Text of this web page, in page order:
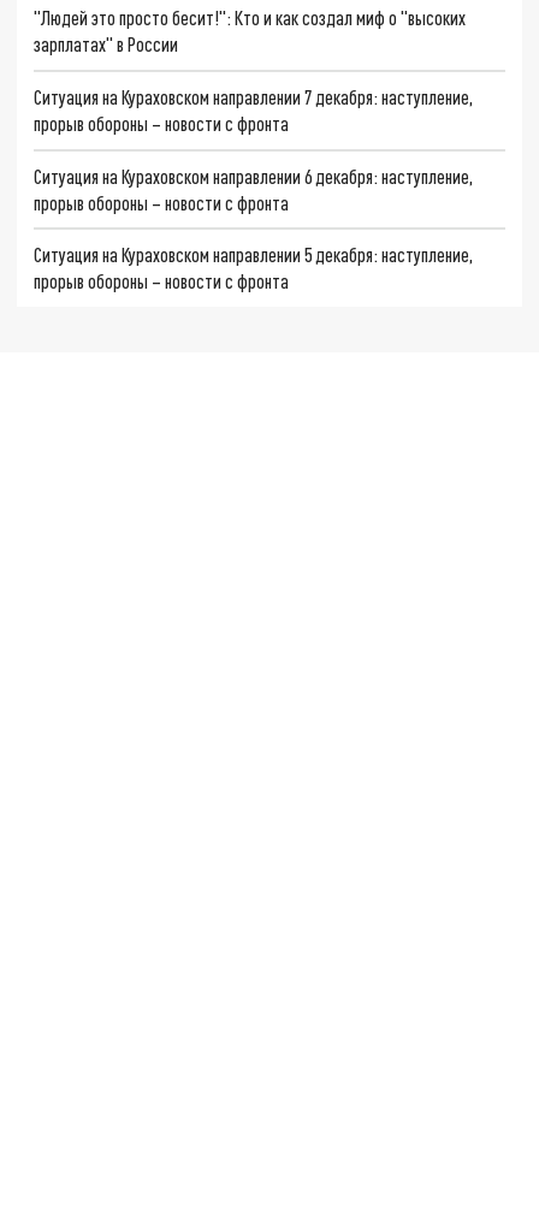
"Людей это просто бесит!": Кто и как создал миф о "высоких
зарплатах" в России
Ситуация на Кураховском направлении 7 декабря: наступление,
прорыв обороны – новости с фронта
Ситуация на Кураховском направлении 6 декабря: наступление,
прорыв обороны – новости с фронта
Ситуация на Кураховском направлении 5 декабря: наступление,
прорыв обороны – новости с фронта